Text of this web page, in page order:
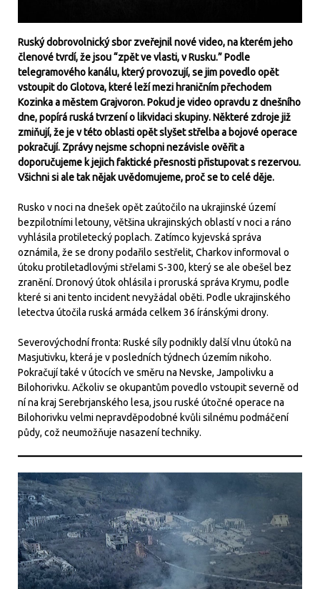
Ruský dobrovolnický sbor zveřejnil nové video, na kterém jeho
členové tvrdí, že jsou “zpět ve vlasti, v Rusku.” Podle
telegramového kanálu, který provozují, se jim povedlo opět
vstoupit do Glotova, které leží mezi hraničním přechodem
Kozinka a městem Grajvoron. Pokud je video opravdu z dnešního
dne, popírá ruská tvrzení o likvidaci skupiny. Některé zdroje již
zmiňují, že je v této oblasti opět slyšet střelba a bojové operace
pokračují. Zprávy nejsme schopni nezávisle ověřit a
doporučujeme k jejich faktické přesnosti přistupovat s rezervou.
Všichni si ale tak nějak uvědomujeme, proč se to celé děje.
Rusko v noci na dnešek opět zaútočilo na ukrajinské území
bezpilotními letouny, většina ukrajinských oblastí v noci a ráno
vyhlásila protiletecký poplach. Zatímco kyjevská správa
oznámila, že se drony podařilo sestřelit, Charkov informoval o
útoku protiletadlovými střelami S-300, který se ale obešel bez
zranění. Dronový útok ohlásila i proruská správa Krymu, podle
které si ani tento incident nevyžádal oběti. Podle ukrajinského
letectva útočila ruská armáda celkem 36 íránskými drony.
Severovýchodní fronta: Ruské síly podnikly další vlnu útoků na
Masjutivku, která je v posledních týdnech územím nikoho.
Pokračují také v útocích ve směru na Nevske, Jampolivku a
Bilohorivku. Ačkoliv se okupantům povedlo vstoupit severně od
ní na kraj Serebrjanského lesa, jsou ruské útočné operace na
Bilohorivku velmi nepravděpodobné kvůli silnému podmáčení
půdy, což neumožňuje nasazení techniky.